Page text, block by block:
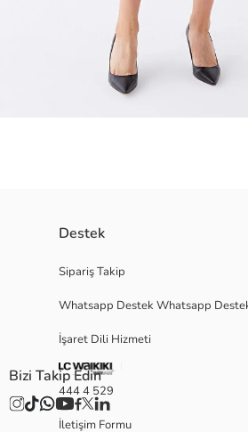
Bisiklet yaka detayı ve düz kesimiyle öne
rahatlıkla kullanabilirsiniz.
Ana Kumaş:
Destek
Sipariş Takip
Whatsapp Destek Whatsapp
İşaret Dili Hizmeti
444 4 529
İletişim Formu
Bizi Takip Edin